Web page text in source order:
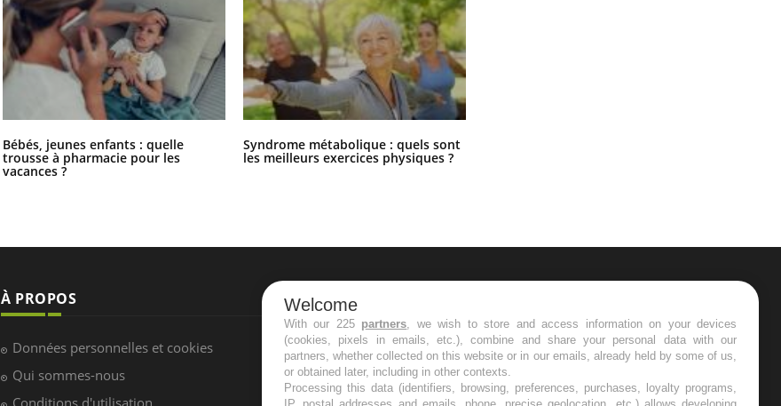
Bébés, jeunes enfants : quelle
trousse à pharmacie pour les
vacances ?
Syndrome métabolique : quels sont
les meilleurs exercices physiques ?
À PROPOS
Données personnelles et cookies
Qui sommes-nous
NEWSLETTER
Recevez toutes les semaines les meilleures
infos santé
Welcome
With our 225 partners, we wish to store and access information on your devices
(cookies, pixels in emails, etc.), combine and share your personal data with our
partners, whether collected on this website or in our emails, already held by some of us,
or obtained later, including in other contexts.
Processing this data (identifiers, browsing, preferences, purchases, loyalty programs,